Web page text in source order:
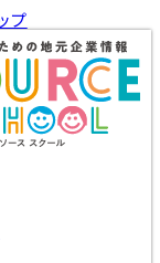
プ